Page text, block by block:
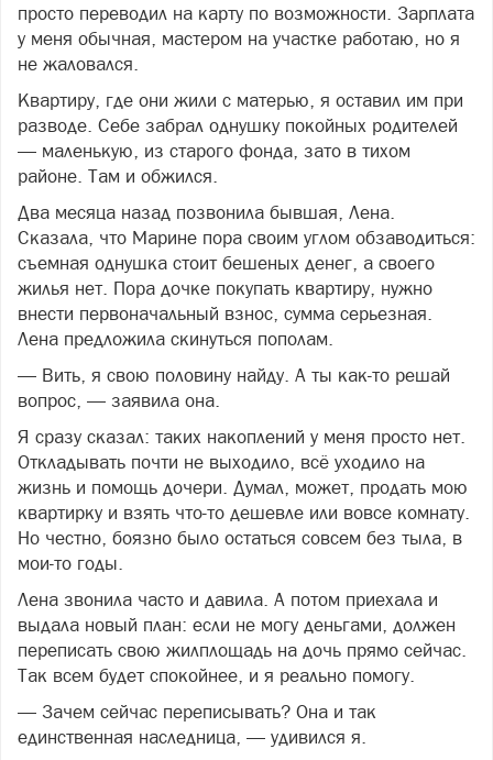
просто переводил на карту по возможности. Зарплата
у меня обычная, мастером на участке работаю, но я
не жаловался.
Квартиру, где они жили с матерью, я оставил им при
разводе. Себе забрал однушку покойных родителей
— маленькую, из старого фонда, зато в тихом
районе. Там и обжился.
Два месяца назад позвонила бывшая, Лена.
Сказала, что Марине пора своим углом обзаводиться:
съемная однушка стоит бешеных денег, а своего
жилья нет. Пора дочке покупать квартиру, нужно
внести первоначальный взнос, сумма серьезная.
Лена предложила скинуться пополам.
— Вить, я свою половину найду. А ты как-то решай
вопрос, — заявила она.
Я сразу сказал: таких накоплений у меня просто нет.
Откладывать почти не выходило, всё уходило на
жизнь и помощь дочери. Думал, может, продать мою
квартирку и взять что-то дешевле или вовсе комнату.
Но честно, боязно было остаться совсем без тыла, в
мои-то годы.
Лена звонила часто и давила. А потом приехала и
выдала новый план: если не могу деньгами, должен
переписать свою жилплощадь на дочь прямо сейчас.
Так всем будет спокойнее, и я реально помогу.
— Зачем сейчас переписывать? Она и так
единственная наследница, — удивился я.